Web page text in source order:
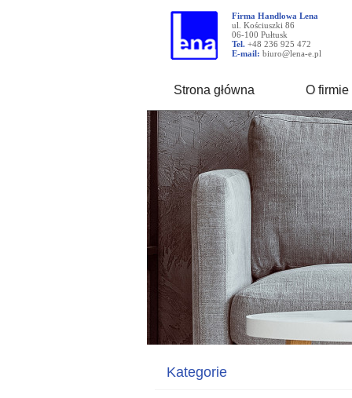
Firma Handlowa Lena
ul. Kościuszki 86
06-100 Pułtusk
Tel. +48 236 925 472
E-mail: biuro@lena-e.pl
Strona główna O firmie
Kategorie